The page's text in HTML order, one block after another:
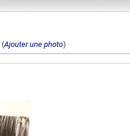
(Ajouter une photo)